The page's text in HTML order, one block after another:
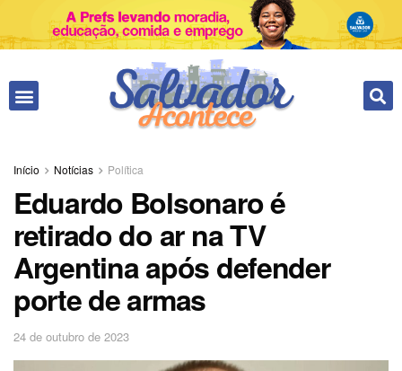
Início Notícias Política
Eduardo Bolsonaro é
retirado do ar na TV
Argentina após defender
porte de armas
24 de outubro de 2023